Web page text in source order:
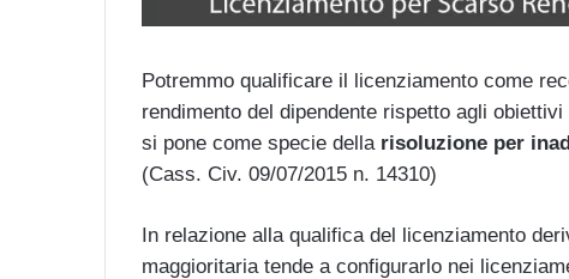
Potremmo qualificare il licenziamento come
rendimento del dipendente rispetto agli
si pone come specie della risoluzione per
(Cass. Civ. 09/07/2015 n. 14310)
In relazione alla qualifica del licenziamento
maggioritaria tende a configurarlo nei